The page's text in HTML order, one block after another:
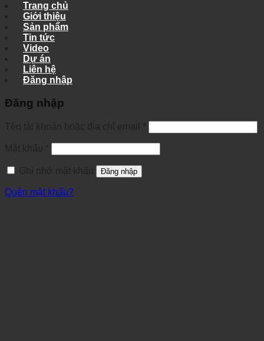
Trang chủ
Giới thiệu
Sản phẩm
Tin tức
Video
Dự án
Liên hệ
Đăng nhập
Đăng nhập
Đăng nhập
Quên mật khẩu?